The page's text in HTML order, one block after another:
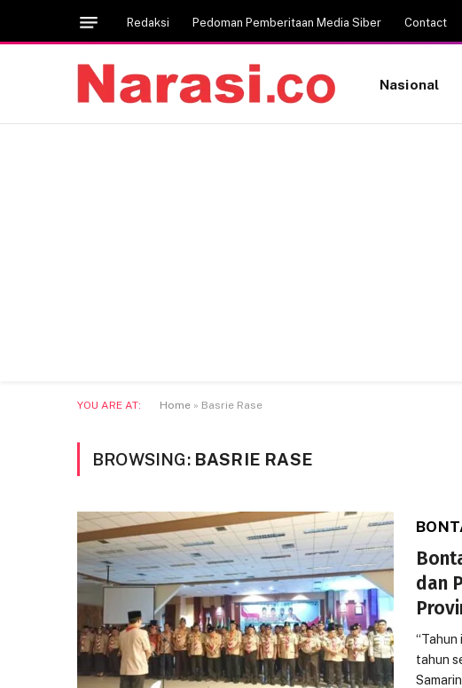
Redaksi Pedoman Pemberitaan Media Siber Contact
Nasional
YOU ARE AT: Home » Basrie Rase
BROWSING: BASRIE RASE
dan
“Tahun
tahun